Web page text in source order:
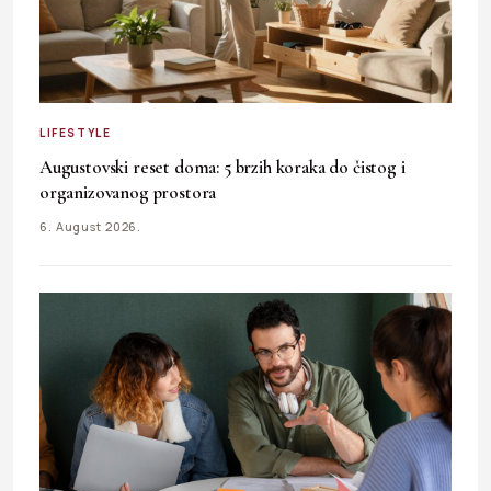
LIFESTYLE
Augustovski reset doma: 5 brzih koraka do čistog i
organizovanog prostora
6. August 2026.